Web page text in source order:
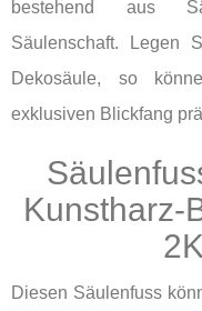
bestehend aus
Säulenschaft. Legen
Dekosäule, so
exklusiven Blickfang
Kunstharz-
Diesen Säulenfuss